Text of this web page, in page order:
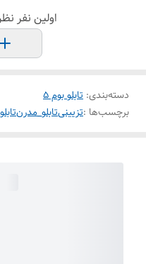
اولین نفر
دسته‌بندی: تابلو بوم 5
برچسب‌ها :تزیینیتابلو_مدرن